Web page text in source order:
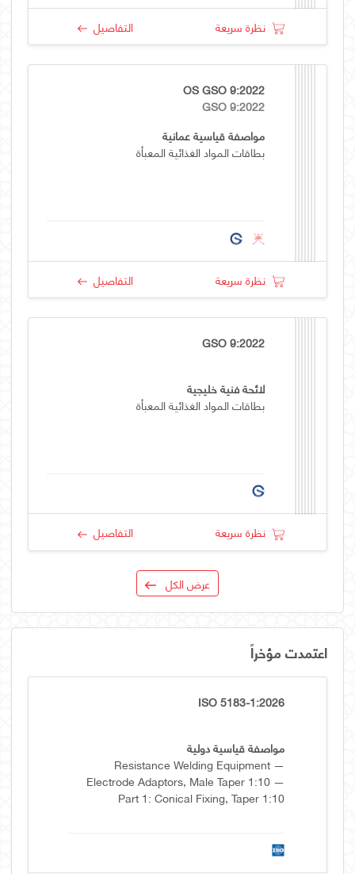
نظرة سريعة التفاصيل
OS GSO 9:2022
GSO 9:2022
مواصفة قياسية عمانية
بطاقات المواد الغذائية المعبأة
نظرة سريعة التفاصيل
GSO 9:2022
لائحة فنية خليجية
بطاقات المواد الغذائية المعبأة
نظرة سريعة التفاصيل
عرض الكل
اعتمدت مؤخراً
ISO 5183-1:2026
مواصفة قياسية دولية
Resistance Welding Equipment —
Electrode Adaptors, Male Taper 1:10 —
Part 1: Conical Fixing, Taper 1:10